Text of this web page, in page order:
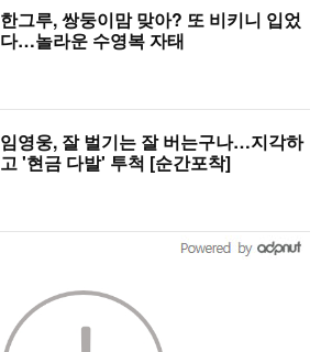
한그루, 쌍둥이맘 맞아? 또 비키니 입었
다…놀라운 수영복 자태
임영웅, 잘 벌기는 잘 버는구나…지각하
고 '현금 다발' 투척 [순간포착]